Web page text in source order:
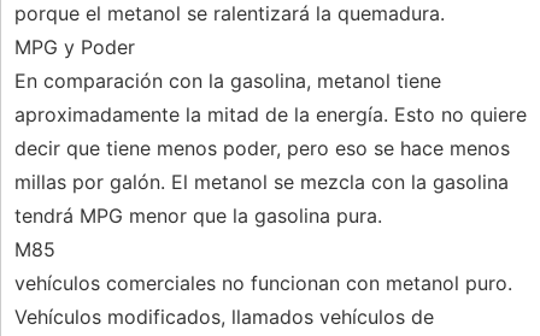
porque el metanol se ralentizará la quemadura.
MPG y Poder
En comparación con la gasolina, metanol tiene
aproximadamente la mitad de la energía. Esto no quiere
decir que tiene menos poder, pero eso se hace menos
millas por galón. El metanol se mezcla con la gasolina
tendrá MPG menor que la gasolina pura.
M85
vehículos comerciales no funcionan con metanol puro.
Vehículos modificados, llamados vehículos de